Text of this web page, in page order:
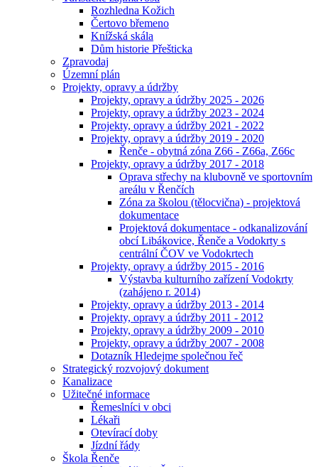
Rozhledna Kožich
Čertovo břemeno
Knížská skála
Dům historie Přešticka
Zpravodaj
Územní plán
Projekty, opravy a údržby
Projekty, opravy a údržby 2025 - 2026
Projekty, opravy a údržby 2023 - 2024
Projekty, opravy a údržby 2021 - 2022
Projekty, opravy a údržby 2019 - 2020
Řenče - obytná zóna Z66 - Z66a, Z66c
Projekty, opravy a údržby 2017 - 2018
Oprava střechy na klubovně ve sportovním
areálu v Řenčích
Zóna za školou (tělocvična) - projektová
dokumentace
Projektová dokumentace - odkanalizování
obcí Libákovice, Řenče a Vodokrty s
centrální ČOV ve Vodokrtech
Projekty, opravy a údržby 2015 - 2016
Výstavba kulturního zařízení Vodokrty
(zahájeno r. 2014)
Projekty, opravy a údržby 2013 - 2014
Projekty, opravy a údržby 2011 - 2012
Projekty, opravy a údržby 2009 - 2010
Projekty, opravy a údržby 2007 - 2008
Dotazník Hledejme společnou řeč
Strategický rozvojový dokument
Kanalizace
Užitečné informace
Řemeslníci v obci
Lékaři
Otevírací doby
Jízdní řády
Škola Řenče